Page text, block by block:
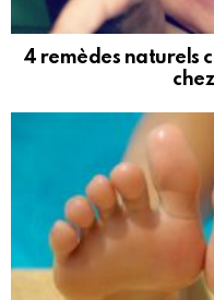
4 remèdes naturels